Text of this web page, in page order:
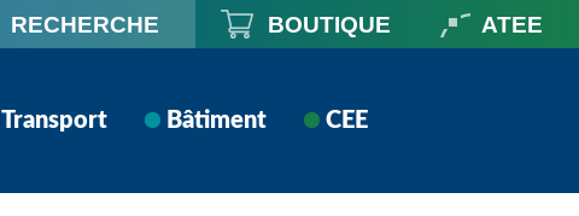
RECHERCHE BOUTIQUE ATEE
Transport Bâtiment CEE